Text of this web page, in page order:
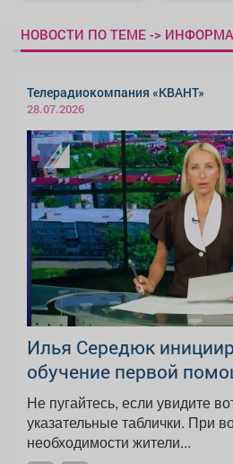
НОВОСТИ ПО ТЕМЕ ->
Телерадиокомпания «КВАНТ»
28.07.2026
Илья Середюк
обучение первой
Не пугайтесь, если увидите
указательные таблички. При возникновении
необходимости жители...